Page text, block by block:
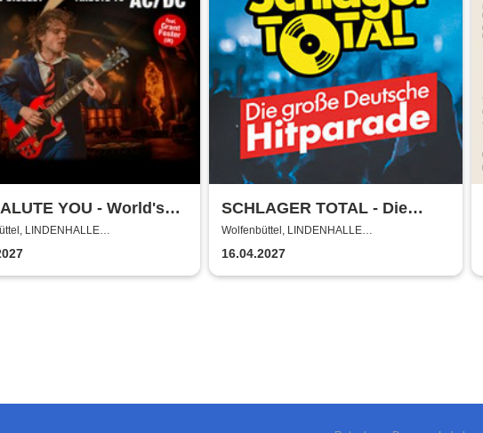
YOU - World's
Tribute to AC/DC
LINDENHALLE
SCHLAGER TOTAL - Die
große deutsche Hitparade
Wolfenbüttel, LINDENHALLE
WOLFENBÜTTEL
16.04.2027